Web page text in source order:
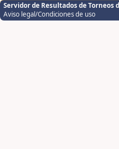
Servidor de Resultados de Torneos
Aviso legal/Condiciones de uso